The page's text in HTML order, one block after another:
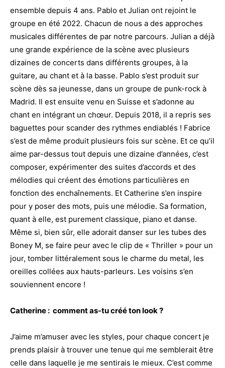
ensemble depuis 4 ans. Pablo et Julian ont rejoint le
groupe en été 2022. Chacun de nous a des approches
musicales différentes de par notre parcours. Julian a déjà
une grande expérience de la scène avec plusieurs
dizaines de concerts dans différents groupes, à la
guitare, au chant et à la basse. Pablo s’est produit sur
scène dès sa jeunesse, dans un groupe de punk-rock à
Madrid. Il est ensuite venu en Suisse et s’adonne au
chant en intégrant un chœur. Depuis 2018, il a repris ses
baguettes pour scander des rythmes endiablés ! Fabrice
s’est de même produit plusieurs fois sur scène. Et ce qu’il
aime par-dessus tout depuis une dizaine d’années, c’est
composer, expérimenter des suites d’accords et des
mélodies qui créent des émotions particulières en
fonction des enchaînements. Et Catherine s’en inspire
pour y poser des mots, puis une mélodie. Sa formation,
quant à elle, est purement classique, piano et danse.
Même si, bien sûr, elle adorait danser sur les tubes des
Boney M, se faire peur avec le clip de « Thriller » pour un
jour, tomber littéralement sous le charme du metal, les
oreilles collées aux hauts-parleurs. Les voisins s’en
souviennent encore !
Catherine : comment as-tu créé ton look ?
J’aime m’amuser avec les styles, pour chaque concert je
prends plaisir à trouver une tenue qui me semblerait être
celle dans laquelle je me sentirais le mieux. C’est comme